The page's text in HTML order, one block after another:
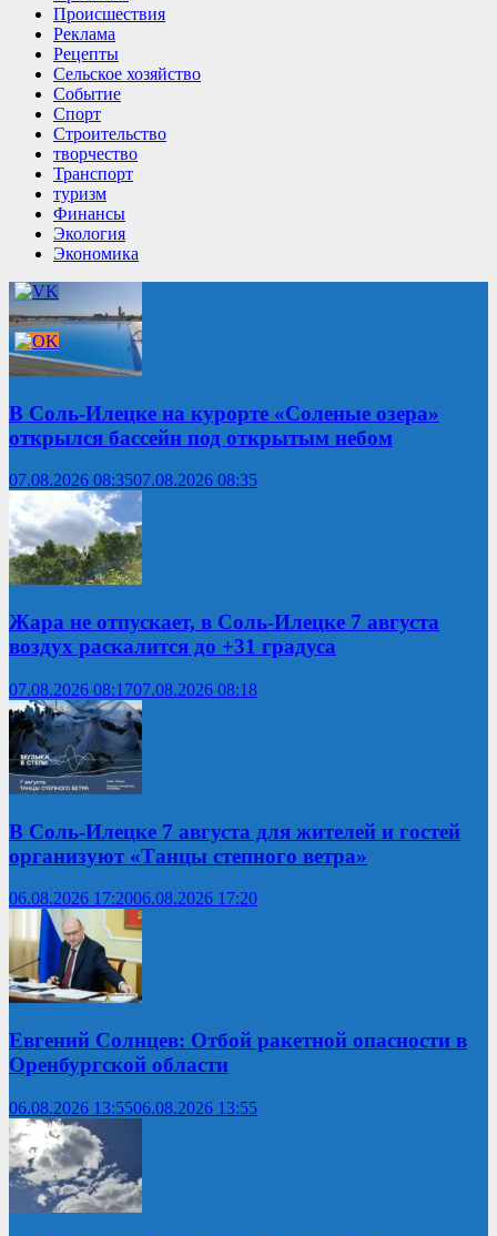
Происшествия
Реклама
Рецепты
Сельское хозяйство
Событие
Спорт
Строительство
творчество
Транспорт
туризм
Финансы
Экология
Экономика
В Соль-Илецке на курорте «Соленые озера»
открылся бассейн под открытым небом
07.08.2026 08:3507.08.2026 08:35
Жара не отпускает, в Соль-Илецке 7 августа
воздух раскалится до +31 градуса
07.08.2026 08:1707.08.2026 08:18
В Соль-Илецке 7 августа для жителей и гостей
организуют «Танцы степного ветра»
06.08.2026 17:2006.08.2026 17:20
Евгений Солнцев: Отбой ракетной опасности в
Оренбургской области
06.08.2026 13:5506.08.2026 13:55